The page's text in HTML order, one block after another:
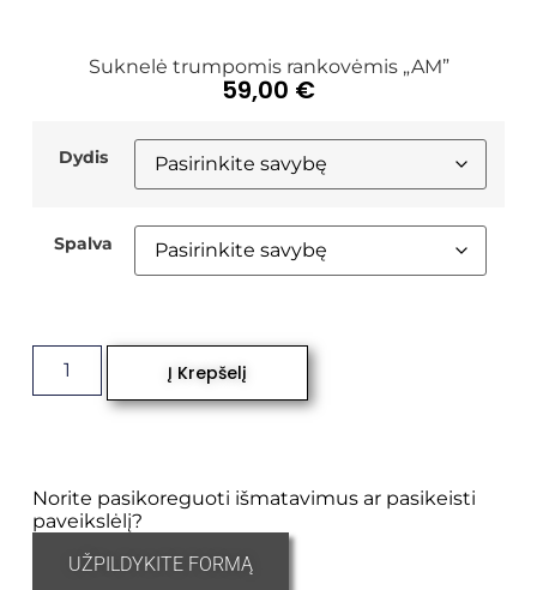
Suknelė trumpomis rankovėmis „AM”
59,00 €
Dydis
Spalva
Į Krepšelį
Norite pasikoreguoti išmatavimus ar pasikeisti
paveikslėlį?
UŽPILDYKITE FORMĄ